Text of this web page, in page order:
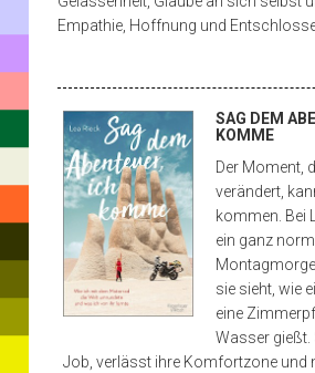
Hit
search
ESC
to
und
an
der
Ludwigs-
Maximilians-
Universität.
Wenn
sie
nicht
Empathie, Hoffnung und
SAG DEM
KOMME
Der Moment,
verändert,
kommen. Bei
ein ganz
sie sieht, wie
eine
Wasser gießt.
Job, verlässt ihre Komfortzone und